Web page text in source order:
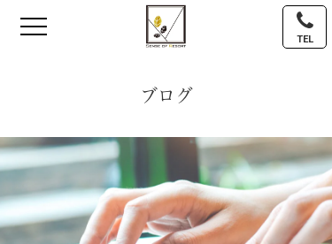
TEL
ブログ